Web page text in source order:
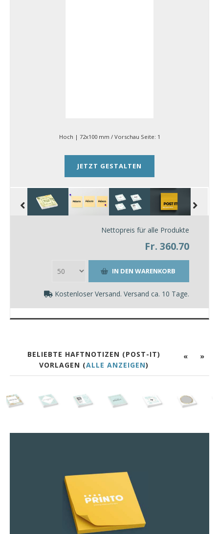
Hoch | 72x100 mm / Vorschau Seite: 1
JETZT GESTALTEN
Nettopreis für alle Produkte
Fr. 360.70
Kostenloser Versand. Versand ca. 10 Tage.
« »
BELIEBTE HAFTNOTIZEN (POST-IT)
VORLAGEN (ALLE ANZEIGEN)